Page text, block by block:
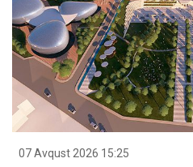
07 Avqust 2026 15:25